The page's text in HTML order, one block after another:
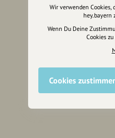
Wir verwenden
hey.bayern
Wenn Du Deine
Cookies
Cookies